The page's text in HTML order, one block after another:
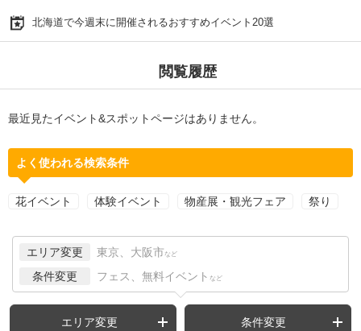
北海道で今週末に開催されるおすすめイベント20選
閲覧履歴
最近見たイベント&スポットページはありません。
よく使われる検索条件
花イベント 体験イベント 物産展・観光フェア 祭り
エリア変更 東京、大阪市 など
条件変更 フェス、無料イベント など
エリア変更 条件変更